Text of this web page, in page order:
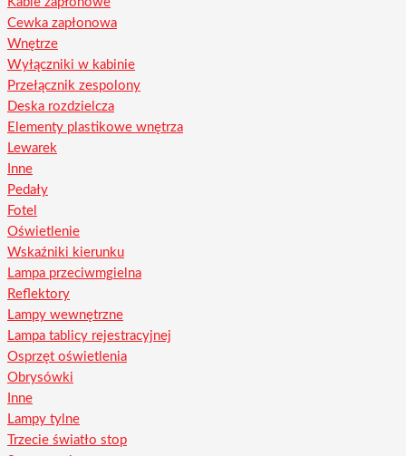
Cewka zapłonowa
Wnętrze
Wyłączniki w kabinie
Przełącznik zespolony
Deska rozdzielcza
Elementy plastikowe wnętrza
Lewarek
Inne
Pedały
Fotel
Oświetlenie
Wskaźniki kierunku
Lampa przeciwmgielna
Reflektory
Lampy wewnętrzne
Lampa tablicy rejestracyjnej
Osprzęt oświetlenia
Obrysówki
Inne
Lampy tylne
Trzecie światło stop